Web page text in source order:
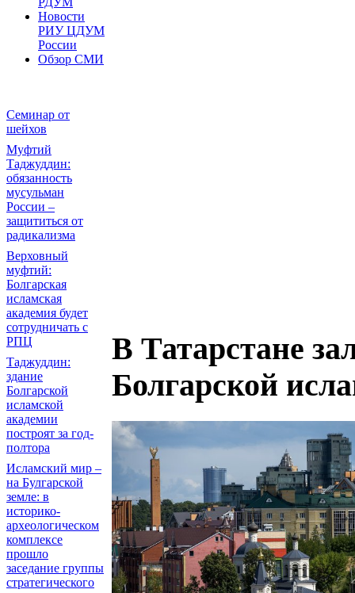
Новости
РИУ ЦДУМ
России
Обзор СМИ
Семинар от
шейхов
Муфтий
Таджуддин:
обязанность
мусульман
России –
защититься от
радикализма
Верховный
муфтий:
Болгарская
исламская
академия будет
сотрудничать с
РПЦ
Таджуддин:
здание
Болгарской
исламской
академии
построят за год-
полтора
Исламский мир –
на Булгарской
земле: в
историко-
археологическом
комплексе
прошло
заседание группы
стратегического
В Татарстане
Болгарской